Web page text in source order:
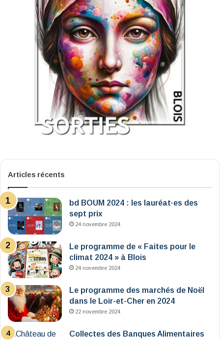
Articles récents
bd BOUM 2024 : les lauréat·es des
sept prix
24 novembre 2024
Le programme de « Faites pour le
climat 2024 » à Blois
24 novembre 2024
Le programme des marchés de Noël
dans le Loir-et-Cher en 2024
22 novembre 2024
Collectes des Banques Alimentaires